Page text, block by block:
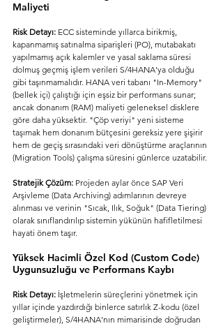
Maliyeti
Risk Detayı: ECC sisteminde yıllarca birikmiş,
kapanmamış satınalma siparişleri (PO), mutabakatı
yapılmamış açık kalemler ve yasal saklama süresi
dolmuş geçmiş işlem verileri S/4HANA'ya olduğu
gibi taşınmamalıdır. HANA veri tabanı "In-Memory"
(bellek içi) çalıştığı için eşsiz bir performans sunar;
ancak donanım (RAM) maliyeti geleneksel disklere
göre daha yüksektir. "Çöp veriyi" yeni sisteme
taşımak hem donanım bütçesini gereksiz yere şişirir
hem de geçiş sırasındaki veri dönüştürme araçlarının
(Migration Tools) çalışma süresini günlerce uzatabilir.
Stratejik Çözüm: Projeden aylar önce SAP Veri
Arşivleme (Data Archiving) adımlarının devreye
alınması ve verinin "Sıcak, Ilık, Soğuk" (Data Tiering)
olarak sınıflandırılıp sistemin yükünün hafifletilmesi
hayati önem taşır.
Yüksek Hacimli Özel Kod (Custom Code)
Uygunsuzluğu ve Performans Kaybı
Risk Detayı: İşletmelerin süreçlerini yönetmek için
yıllar içinde yazdırdığı binlerce satırlık Z-kodu (özel
geliştirmeler), S/4HANA'nın mimarisinde doğrudan